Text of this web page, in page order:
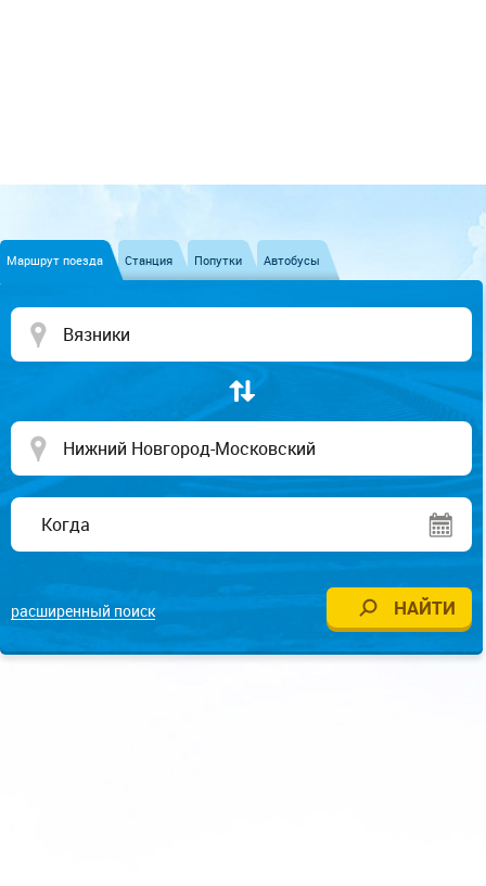
Маршрут поезда Станция Попутки Автобусы
расширенный поиск